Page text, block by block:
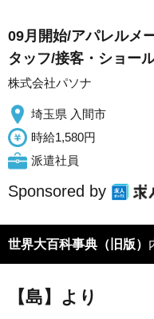
09月開始/アパレルメ
タッフ/接客・ショー
株式会社パソナ
埼玉県 入間市
時給1,580円
派遣社員
Sponsored by
世界大百科事典（旧版）
【島】より